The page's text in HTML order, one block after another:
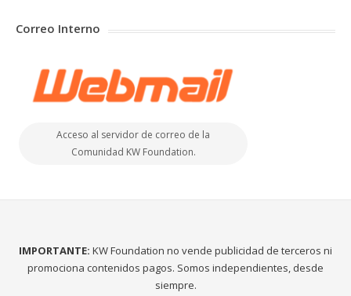
Correo Interno
Acceso al servidor de correo de la
Comunidad KW Foundation.
IMPORTANTE: KW Foundation no vende publicidad de terceros ni
promociona contenidos pagos. Somos independientes, desde
siempre.